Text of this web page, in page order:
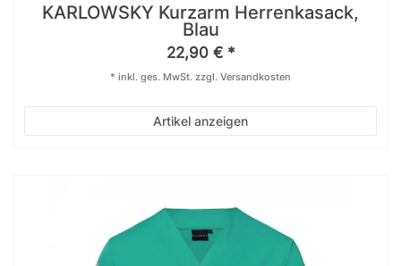
KARLOWSKY Kurzarm Herrenkasack,
Blau
22,90 € *
Artikel anzeigen
* inkl. ges. MwSt. zzgl. Versandkosten